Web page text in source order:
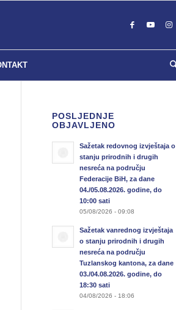
POSLJEDNJE
OBJAVLJENO
Sažetak redovnog izvještaja o
stanju prirodnih i drugih
nesreća na području
Federacije BiH, za dane
04./05.08.2026. godine, do
10:00 sati
05/08/2026 - 09:08
Sažetak vanrednog izvještaja
o stanju prirodnih i drugih
nesreća na području
Tuzlanskog kantona, za dane
03./04.08.2026. godine, do
18:30 sati
04/08/2026 - 18:06